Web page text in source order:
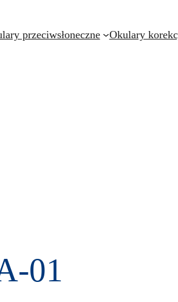
przeciwsłoneczne Okulary
01